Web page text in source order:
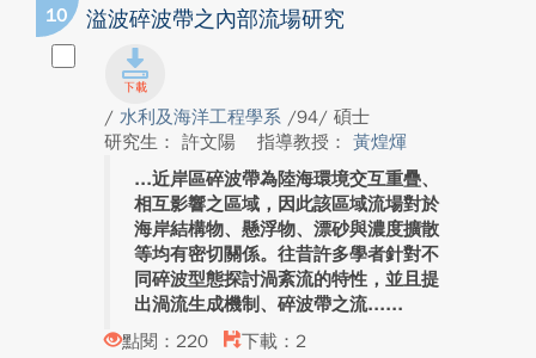
10 溢波碎波帶之內部流場研究
/ 水利及海洋工程學系 /94/ 碩士
研究生： 許文陽
指導教授： 黃煌煇
近岸區碎波帶為陸海環境交互重疊、
相互影響之區域，因此該區域流場對於
海岸結構物、懸浮物、漂砂與濃度擴散
等均有密切關係。往昔許多學者針對不
同碎波型態探討渦紊流的特性，並且提
出渦流生成機制、碎波帶之流...
點閱：220
下載：2